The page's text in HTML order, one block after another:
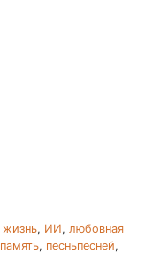
жизнь, ИИ, любовная
память, песньпесней,